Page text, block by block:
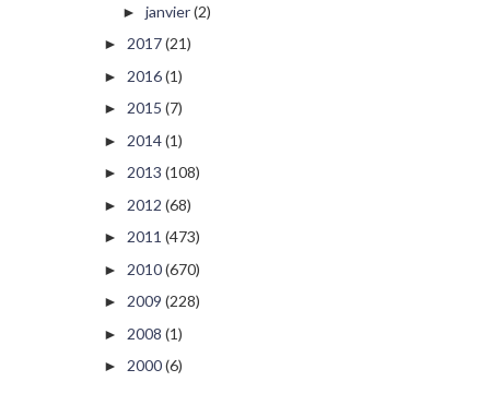
► janvier(2)
► 2017(21)
► 2016(1)
► 2015 (7)
► 2014(1)
► 2013 (108)
► 2012 (68)
► 2011 (473)
► 2010(670)
► 2009 (228)
► 2008 (1)
► 2000(6)